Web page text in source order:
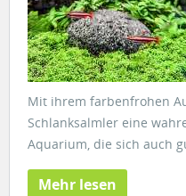
Mit ihrem farbenfrohen
Schlanksalmler eine
Aquarium, die sich auch
Mehr lesen